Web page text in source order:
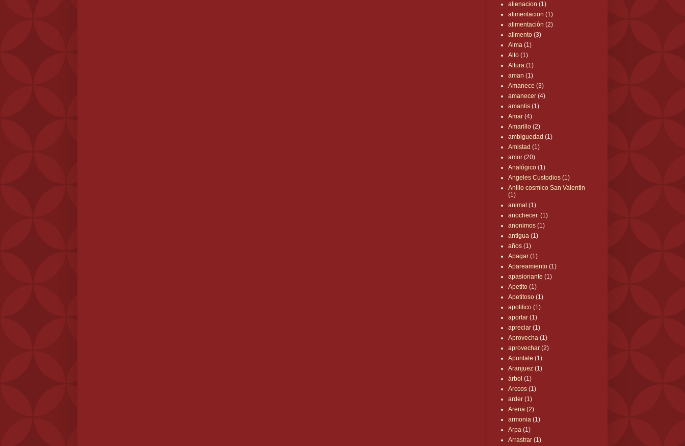
alienacion (1)
alimentacion (1)
alimentación (2)
alimento (3)
Alma (1)
Alto (1)
Altura (1)
aman (1)
Amanece (3)
amanecer (4)
amantis (1)
Amar (4)
Amarillo (2)
ambiguedad (1)
Amistad (1)
amor (20)
Analógico (1)
Angeles Custodios (1)
Anillo cosmico San Valentin
(1)
animal (1)
anochecer. (1)
anonimos (1)
antigua (1)
años (1)
Apagar (1)
Apareamiento (1)
apasionante (1)
Apetito (1)
Apetitoso (1)
apolitico (1)
aportar (1)
apreciar (1)
Aprovecha (1)
aprovechar (2)
Apuntate (1)
Aranjuez (1)
árbol (1)
Arccos (1)
arder (1)
Arena (2)
armonia (1)
Arpa (1)
Arrastrar (1)